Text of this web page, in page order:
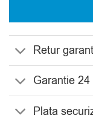
Retur
Garantie 24
Plata